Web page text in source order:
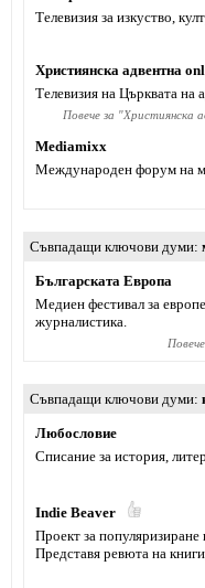
Телевизия за изкуство,
Християнска адвентна
Телевизия на Църквата на
Повече за "Християнска
Mediamixx
Международен форум на
Съвпадащи ключови думи
Българската Европа
Медиен фестивал за
журналистика.
Съвпадащи ключови думи
Любословие
Списание за история,
Indie Beaver
Проект за
Представя ревюта на